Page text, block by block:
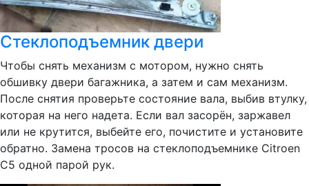
Стеклоподъемник двери
Чтобы снять механизм с мотором, нужно снять
обшивку двери багажника, а затем и сам механизм.
После снятия проверьте состояние вала, выбив втулку,
которая на него надета. Если вал засорён, заржавел
или не крутится, выбейте его, почистите и установите
обратно. Замена тросов на стеклоподъемнике Citroen
C5 одной парой рук.